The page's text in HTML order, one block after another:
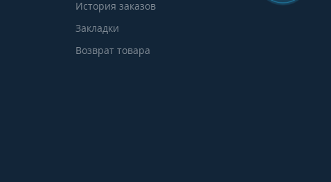
История заказов
Закладки
Возврат товара